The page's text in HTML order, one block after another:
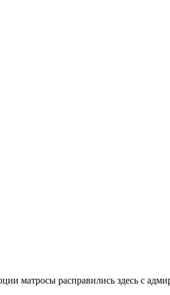
матросы расправились здесь с